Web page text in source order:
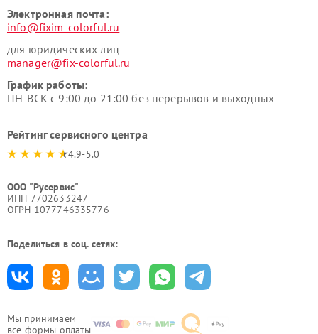
Мы принимаем
все формы оплаты
Электронная почта:
info@fixim-colorful.ru
для юридических лиц
manager@fix-colorful.ru
График работы:
ПН-ВСК с 9:00 до 21:00 без перерывов и выходных
Рейтинг сервисного центра
4.9-5.0
ООО "Русервис"
ИНН 7702633247
ОГРН 1077746335776
Поделиться в соц. сетях: